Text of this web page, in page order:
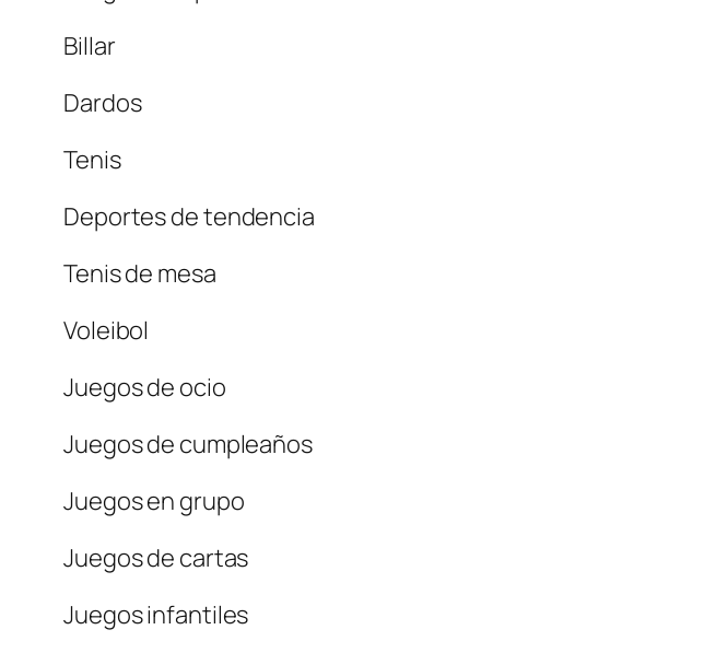
Billar
Dardos
Tenis
Deportes de tendencia
Tenis de mesa
Voleibol
Juegos de ocio
Juegos de cumpleaños
Juegos en grupo
Juegos de cartas
Juegos infantiles